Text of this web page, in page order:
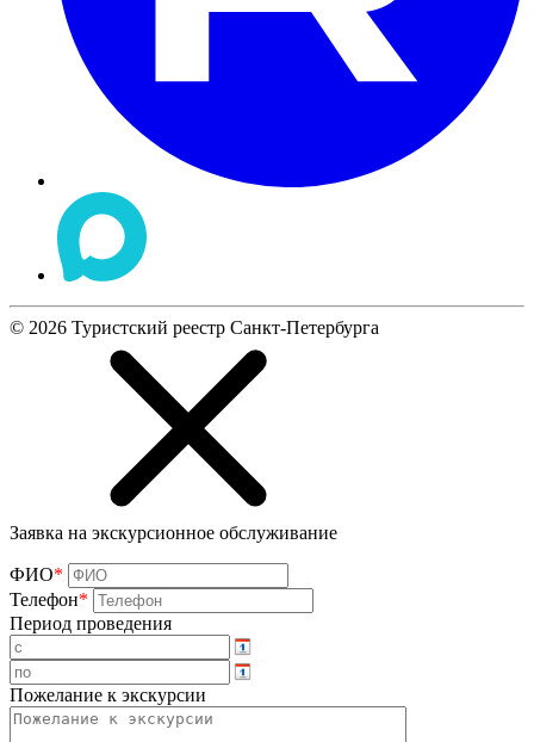
© 2026 Туристский реестр Санкт-Петербурга
Заявка на экскурсионное обслуживание
ФИО*
Телефон*
Период проведения
Пожелание к экскурсии